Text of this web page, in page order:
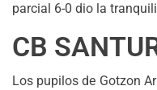
parcial 6-0 dio la
CB
Los pupilos de Gotzon